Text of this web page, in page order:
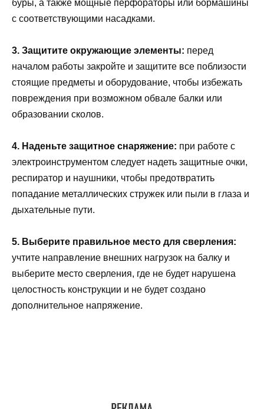
буры, а также мощные перфораторы или бормашины
с соответствующими насадками.
3. Защитите окружающие элементы: перед
началом работы закройте и защитите все поблизости
стоящие предметы и оборудование, чтобы избежать
повреждения при возможном обвале балки или
образовании сколов.
4. Наденьте защитное снаряжение: при работе с
электроинструментом следует надеть защитные очки,
респиратор и наушники, чтобы предотвратить
попадание металлических стружек или пыли в глаза и
дыхательные пути.
5. Выберите правильное место для сверления:
учтите направление внешних нагрузок на балку и
выберите место сверления, где не будет нарушена
целостность конструкции и не будет создано
дополнительное напряжение.